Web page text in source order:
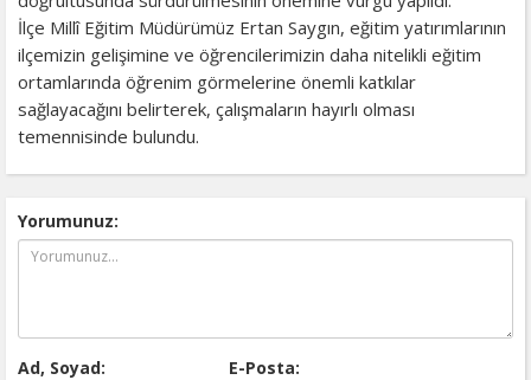
İlçe Millî Eğitim Müdürümüz Ertan Saygın, eğitim yatırımlarının
ilçemizin gelişimine ve öğrencilerimizin daha nitelikli eğitim
ortamlarında öğrenim görmelerine önemli katkılar
sağlayacağını belirterek, çalışmaların hayırlı olması
temennisinde bulundu.
Yorumunuz:
Ad, Soyad: E-Posta: